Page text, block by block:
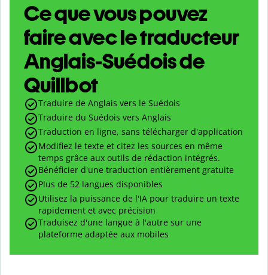
Ce que vous pouvez
faire avec le traducteur
Anglais-Suédois de
Quillbot
Traduire de Anglais vers le Suédois
Traduire du Suédois vers Anglais
Traduction en ligne, sans télécharger d'application
Modifiez le texte et citez les sources en même
temps grâce aux outils de rédaction intégrés.
Bénéficier d'une traduction entièrement gratuite
Plus de 52 langues disponibles
Utilisez la puissance de l'IA pour traduire un texte
rapidement et avec précision
Traduisez d'une langue à l'autre sur une
plateforme adaptée aux mobiles